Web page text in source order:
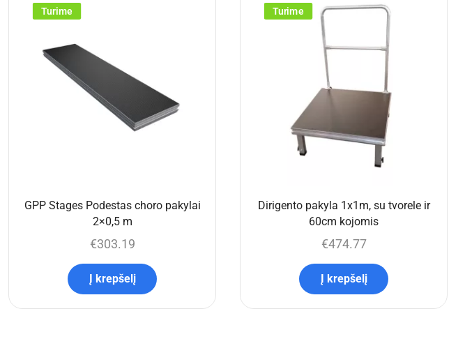
Turime
GPP Stages Podestas choro pakylai
2×0,5 m
€303.19
Į krepšelį
Turime
Dirigento pakyla 1x1m, su tvorele ir
60cm kojomis
€474.77
Į krepšelį